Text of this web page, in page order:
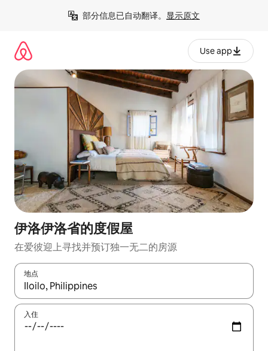
部分信息已自动翻译。 显示原文
Use app
伊洛伊洛省的度假屋
在爱彼迎上寻找并预订独一无二的房源
地点
如有搜索结果，请使用上下方向键查看，或通过点击或滑动手势
入住